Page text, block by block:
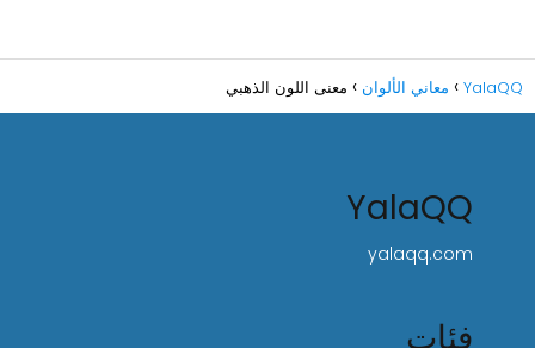
YalaQQ معاني الألوان معنى اللون الذهبي
YalaQQ
yalaqq.com
فئات